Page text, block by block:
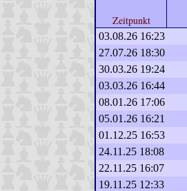
Zeitpunkt
03.08.26 16:23
27.07.26 18:30
30.03.26 19:24
03.03.26 16:44
08.01.26 17:06
05.01.26 16:21
01.12.25 16:53
24.11.25 18:08
22.11.25 16:07
19.11.25 12:33